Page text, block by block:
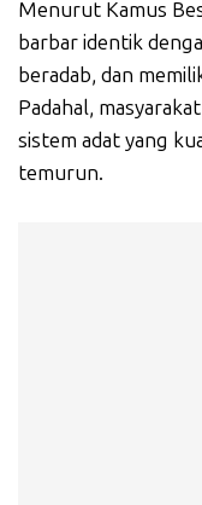
Menurut Kamus
barbar identik
beradab, dan
Padahal,
sistem adat yang
temurun.